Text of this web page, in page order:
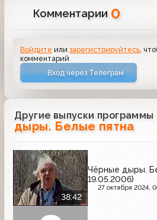
Комментарии 0
Войдите илизарегистрируйтесь,
комментарий
Вход через Телеграм
Другие выпуски программы
дыры. Белые пятна
38:42
Чёрные дыры.
19.05.2006)
27 октября 2024,